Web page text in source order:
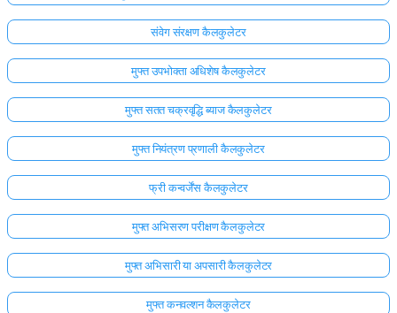
संवेग संरक्षण कैलकुलेटर
मुफ्त उपभोक्ता अधिशेष कैलकुलेटर
मुफ्त सतत चक्रवृद्धि ब्याज कैलकुलेटर
मुफ्त नियंत्रण प्रणाली कैलकुलेटर
फ्री कन्वर्जेंस कैलकुलेटर
मुफ्त अभिसरण परीक्षण कैलकुलेटर
मुफ्त अभिसारी या अपसारी कैलकुलेटर
मुफ्त कनवल्शन कैलकुलेटर